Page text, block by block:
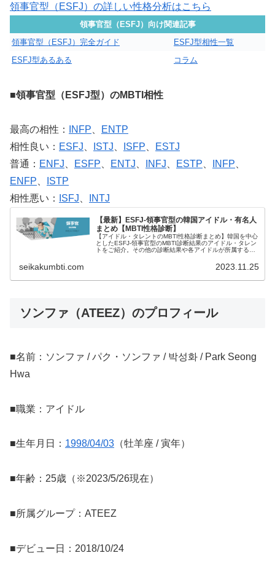
領事官型（ESFJ）の詳しい性格分析はこちら
領事官型（ESFJ）向け関連記事
領事官型（ESFJ）完全ガイド
ESFJ型相性一覧
ESFJ型あるある
コラム
■領事官型（ESFJ型）のMBTI相性
最高の相性： INFP
ENTP
相性良い： ESFJ ISTJ ISFP
ESTJ
普通： ENFJ ESFP ENTJ INFJ ESTP INFP
ENFP
ISTP
相性悪い：
ISFJ INTJ
【最新】ESFJ-領事官型の韓国アイドル・有名人
まとめ【MBTI性格診断】
【アイドル・タレントのMBTI性格診断まとめ】韓国を中心
としたESFJ-領事官型のMBTI診断結果のアイドル・タレン
トをご紹介。その他の診断結果や各アイドルが所属するグ
seikakumbti.com 2023.11.25
ソンファ（ATEEZ）のプロフィール
■名前：ソンファ / パク・ソンファ / 박성화 / Park Seong
Hwa
■職業：アイドル
■生年月日： 1998/04/03 （牡羊座 / 寅年）
■年齢：25歳（※2023/5/26現在）
■所属グループ：ATEEZ
■デビュー日：2018/10/24